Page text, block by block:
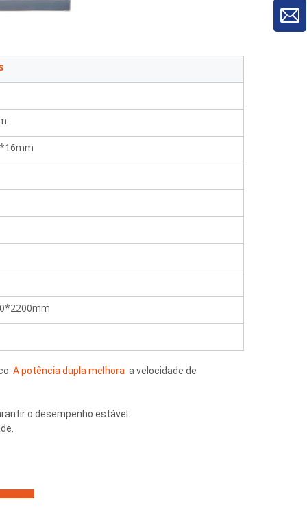
A potência dupla melhora a velocidade de
o desempenho estável.